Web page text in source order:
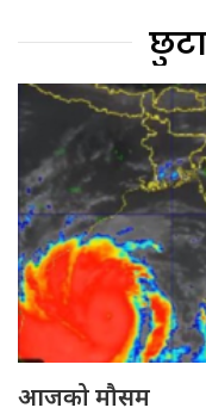
आजको मौसम